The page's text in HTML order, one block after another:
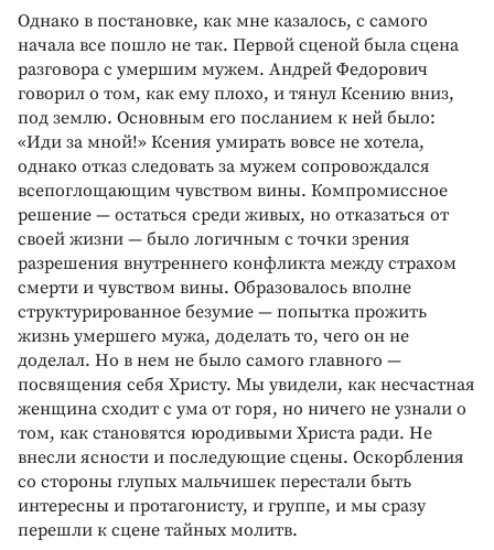
Однако в постановке, как мне казалось, с самого
начала все пошло не так. Первой сценой была сцена
разговора с умершим мужем. Андрей Федорович
говорил о том, как ему плохо, и тянул Ксению вниз,
под землю. Основным его посланием к ней было:
«Иди за мной!» Ксения умирать вовсе не хотела,
однако отказ следовать за мужем сопровождался
всепоглощающим чувством вины. Компромиссное
решение — остаться среди живых, но отказаться от
своей жизни — было логичным с точки зрения
разрешения внутреннего конфликта между страхом
смерти и чувством вины. Образовалось вполне
структурированное безумие — попытка прожить
жизнь умершего мужа, доделать то, чего он не
доделал. Но в нем не было самого главного —
посвящения себя Христу. Мы увидели, как несчастная
женщина сходит с ума от горя, но ничего не узнали о
том, как становятся юродивыми Христа ради. Не
внесли ясности и последующие сцены. Оскорбления
со стороны глупых мальчишек перестали быть
интересны и протагонисту, и группе, и мы сразу
перешли к сцене тайных молитв.